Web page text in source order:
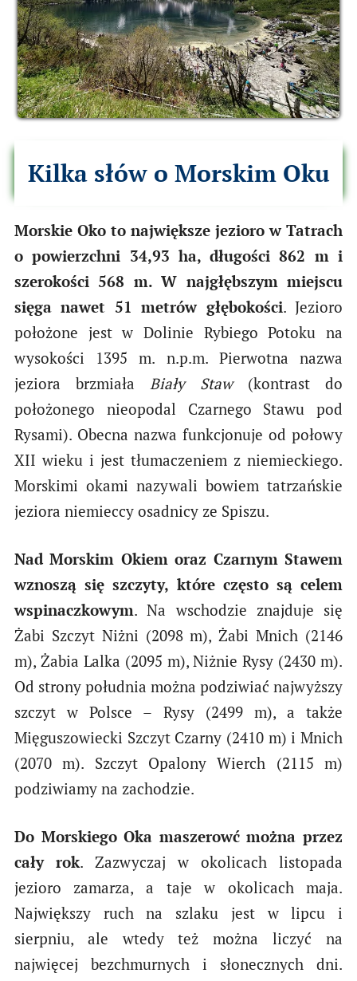
Kilka słów o Morskim Oku
Morskie Oko to największe jezioro w Tatrach
o powierzchni 34,93 ha, długości 862 m i
szerokości 568 m. W najgłębszym miejscu
sięga nawet 51 metrów głębokości. Jezioro
położone jest w Dolinie Rybiego Potoku na
wysokości 1395 m. n.p.m. Pierwotna nazwa
jeziora brzmiała Biały Staw(kontrast do
położonego nieopodal Czarnego Stawu pod
Rysami). Obecna nazwa funkcjonuje od połowy
XII wieku i jest tłumaczeniem z niemieckiego.
Morskimi okami nazywali bowiem tatrzańskie
jeziora niemieccy osadnicy ze Spiszu.
Nad Morskim Okiem oraz Czarnym Stawem
wznoszą się szczyty, które często są celem
wspinaczkowym. Na wschodzie znajduje się
Żabi Szczyt Niżni (2098 m), Żabi Mnich (2146
m), Żabia Lalka (2095 m), Niżnie Rysy (2430 m).
Od strony południa można podziwiać najwyższy
szczyt w Polsce – Rysy (2499 m), a także
Mięguszowiecki Szczyt Czarny (2410 m) i Mnich
(2070 m). Szczyt Opalony Wierch (2115 m)
podziwiamy na zachodzie.
Do Morskiego Oka maszerowć można przez
cały rok. Zazwyczaj w okolicach listopada
jezioro zamarza, a taje w okolicach maja.
Największy ruch na szlaku jest w lipcu i
sierpniu, ale wtedy też można liczyć na
najwięcej bezchmurnych i słonecznych dni.